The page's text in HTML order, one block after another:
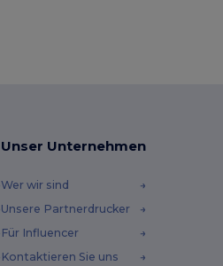
Unser Unternehmen
Wer wir sind
Unsere Partnerdrucker
Für Influencer
Kontaktieren Sie uns